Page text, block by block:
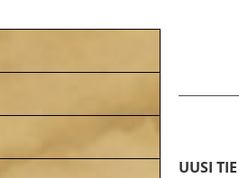
UUSI